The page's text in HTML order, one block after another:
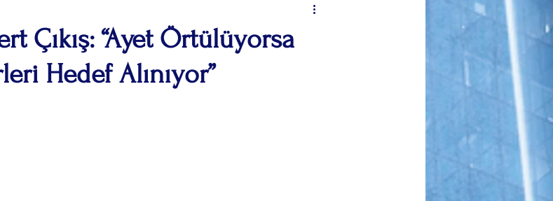
Facebook X (Twitter) WhatsAppLinkedInPinterestBağlantıyı Kopyala
Çıkış: “Ayet Örtülüyorsa
Hedef Alınıyor”